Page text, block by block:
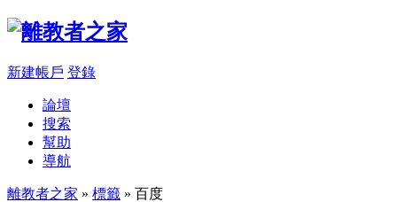
新建帳戶 登錄
論壇
搜索
幫助
導航
離教者之家 » 標籤 » 百度